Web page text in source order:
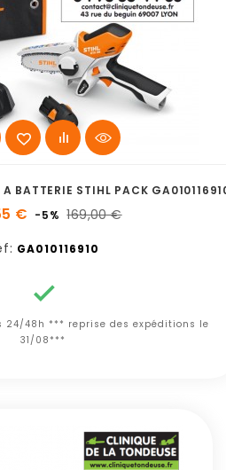
BATTERIE STIHL PACK
€ -5% 169,00 €
GA010116910

24/48h *** reprise des expéditions le
31/08***